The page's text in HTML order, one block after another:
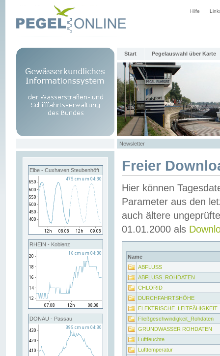
Hilfe
Start Pegelauswahl über Karte
Newsletter
Elbe - Cuxhaven Steubenhöft
RHEIN - Koblenz
DONAU - Passau
Freier
Hier können
Parameter aus den
auch ältere
01.01.2000 als
Name
ABFLUSS
ABFLUSS_ROHDATEN
CHLORID
DURCHFAHRTSHÖHE
Fließgeschwindigkeit_Rohdaten
GRUNDWASSER ROHDATEN
Luftfeuchte
Lufttemperatur